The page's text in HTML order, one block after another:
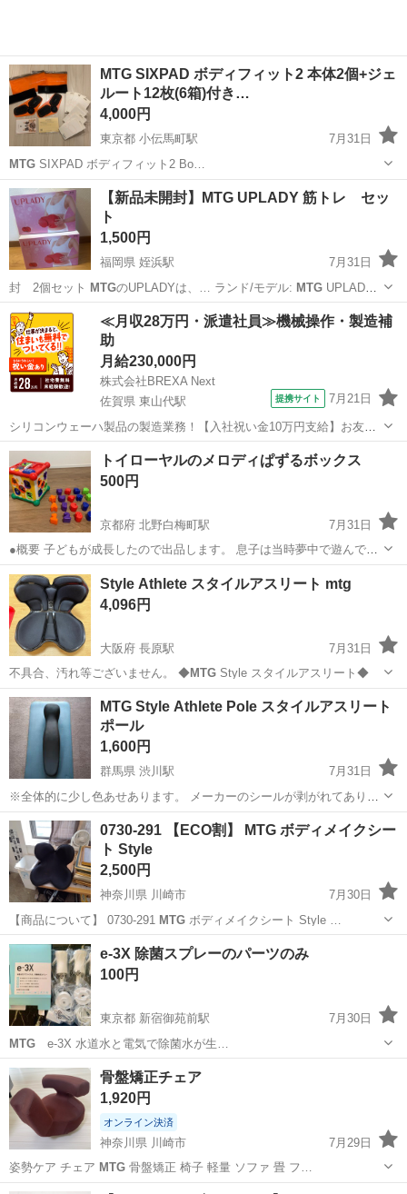
MTG SIXPAD ボディフィット2 本体2個+ジェ
ルート12枚(6箱)付き…
4,000円
東京都 小伝馬町駅
7月31日
MTGSIXPAD ボディフィット2 Bo…
東京 中央区 小伝馬町駅 フィットネス、トレーニング
【新品未開封】MTG UPLADY 筋トレ セッ
ト
1,500円
福岡県 姪浜駅
7月31日
封 2個セット MTGのUPLADYは、… ランド/モデル: MTGUPLADY
(…福岡 福岡市 姪浜駅 ボディケア
≪月収28万円・派遣社員≫機械操作・製造補
助
月給230,000円
株式会社BREXA Next
佐賀県 東山代駅
提携サイト 7月21日
シリコンウェーハ製品の製造業務！【入社祝い金10万円支給】お友達
やカップルとの応募OK◎年間休日129日＆休出なしでプライベート充
実♪業務はクリーンルームで快適作業◎自社正社員登用制度あり★1食
300円～の格安食堂あり！《佐...
佐賀 伊万里市 東山代駅
トイローヤルのメロディぱずるボックス
500円
京都府 北野白梅町駅
7月31日
●概要 子どもが成長したので出品します。 息子は当時夢中で遊んでま
した。 ●状態 一時的にしか使わなかったので、キズや汚れはほぼな
く、まだまだ使っていただけます。 念の為ウェットティッシュでパー
ツを拭いてます。 中古品にご...
京都 京都市 おもちゃ
Style Athlete スタイルアスリート mtg
4,096円
大阪府 長原駅
7月31日
不具合、汚れ等ございません。 ◆MTGStyle スタイルアスリート◆
大阪 大阪市
MTG Style Athlete Pole スタイルアスリート
ポール
1,600円
群馬県 渋川駅
7月31日
※全体的に少し色あせあります。 メーカーのシールが剥がれてありま
せん。 中古使用品になりますので神経質な方は買わない出下さい。 物
見てから決めてもらってかまいません。 寝るだけで凝り固まった肩ま
わりの筋肉を、緩めて、伸ばし...
群馬 渋川市 その他
0730-291 【ECO割】 MTG ボディメイクシー
ト Style
2,500円
神奈川県 川崎市
7月30日
【商品について】 0730-291 MTG
神奈川 川崎市 椅子 ボディメイクシート
e-3X 除菌スプレーのパーツのみ
100円
東京都 新宿御苑前駅
7月30日
MTGe-3X 水道水と電気で除菌水が生…
東京 新宿区 新宿御苑前駅
骨盤矯正チェア
1,920円
オンライン決済
神奈川県 川崎市
7月29日
姿勢ケア チェア MTG骨盤矯正 椅子 軽量 ソファ 畳 フ…